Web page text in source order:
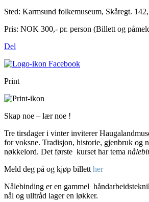
Sted: Karmsund folkemuseum, Skåregt.
Pris: NOK 300,- pr. person (Billett og
Del
Print
Skap noe – lær noe !
Tre tirsdager i vinter inviterer
for voksne. Tradisjon, historie, gjenbruk og
nøkkelord. Det første kurset har tema
Meld deg på og kjøp billett her
Nålebinding er en gammel
nål og ulltråd lager en løkker.